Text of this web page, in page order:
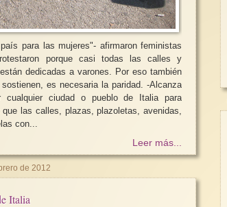
para las mujeres"- afirmaron feministas
porque casi todas las calles y
dedicadas a varones. Por eso también
es necesaria la paridad. -Alcanza
cualquier ciudad o pueblo de Italia para
que las calles, plazas, plazoletas, avenidas,
con...
Leer más...
de 2012
Italia